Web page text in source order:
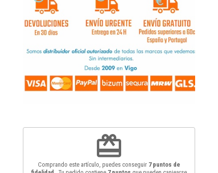
redeem
Comprando este artículo, puedes conseguir 7puntos de